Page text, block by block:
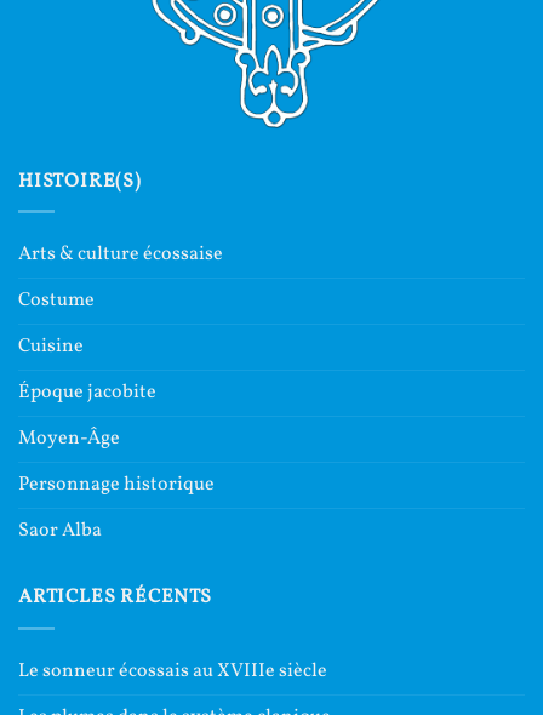
HISTOIRE(S)
Arts & culture écossaise
Costume
Cuisine
Époque jacobite
Moyen-Âge
Personnage historique
Saor Alba
ARTICLES RÉCENTS
Le sonneur écossais au XVIIIe siècle